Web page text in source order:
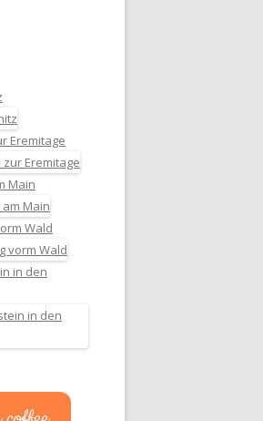
Eremitage
Main
Wald
in den